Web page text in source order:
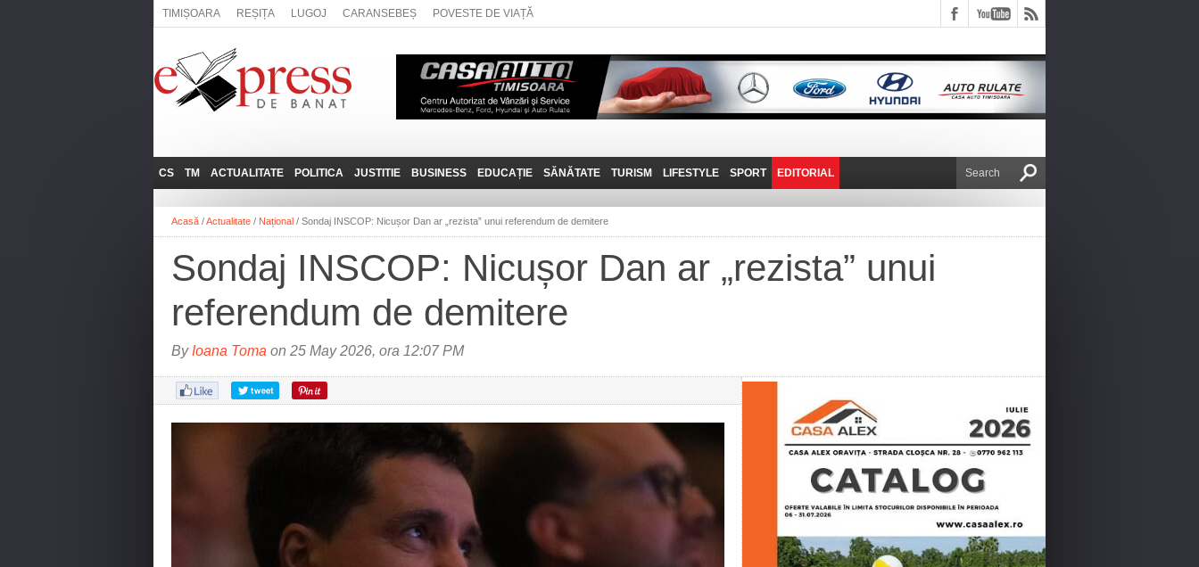
TIMIȘOARA REȘIȚA LUGOJ CARANSEBEȘ POVESTE DE VIAȚĂ
CS
REȘIȚA
CARANSEBEȘ
ANINA
BOCŞA
ORAVIȚA
OȚELU ROŞU
TM
LUGOJ
TIMIȘOARA
ACTUALITATE
ADMINISTRATIE
NAȚIONAL
SOCIAL
POLITICA
EXPRESSLIVE
INTERVIURILE
JUSTITIE BUSINESS
JOB-URI
TEHNIT
EDUCAȚIE SĂNĂTATE TURISM
PRIN MUNȚII
FANTASTICUL BANAT
LIFESTYLE
POVESTE DE VIAȚĂ
SPORT EDITORIAL
DE VICTOR NAFIRU
Acasă /Actualitate / Național / Sondaj INSCOP: Nicușor Dan ar „rezista” unui referendum de demitere
Sondaj INSCOP: Nicușor Dan ar „rezista” unui
referendum de demitere
By Ioana Toma on 25 May 2026, ora 12:07 PM